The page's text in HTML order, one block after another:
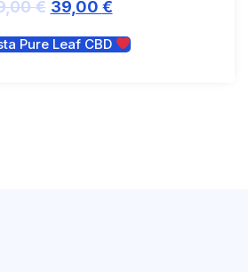
€ 39,00 €
Pure Leaf CBD